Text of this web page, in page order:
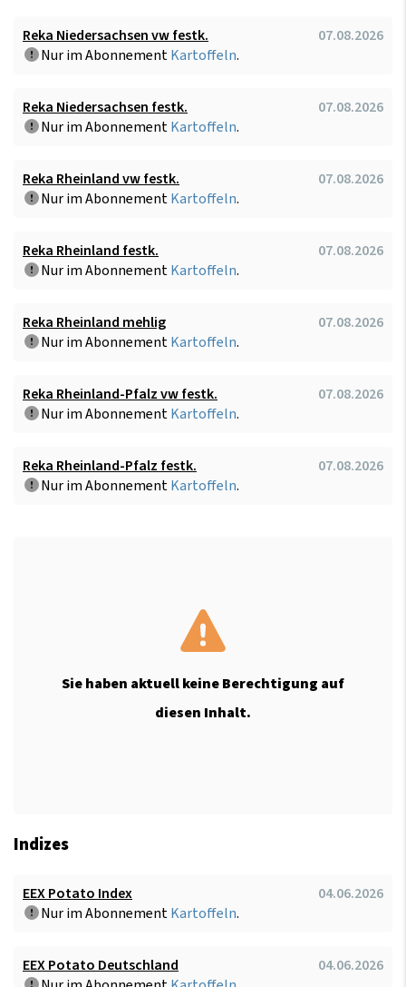
Reka Niedersachsen vw festk.
07.08.2026
Nur im AbonnementKartoffeln.
Reka Niedersachsen festk.
07.08.2026
Nur im AbonnementKartoffeln.
Reka Rheinland vw festk.
07.08.2026
Nur im AbonnementKartoffeln.
Reka Rheinland festk.
07.08.2026
Nur im AbonnementKartoffeln.
Reka Rheinland mehlig
07.08.2026
Nur im AbonnementKartoffeln.
Reka Rheinland-Pfalz vw festk.
07.08.2026
Nur im AbonnementKartoffeln.
Reka Rheinland-Pfalz festk.
07.08.2026
Nur im AbonnementKartoffeln.
Sie haben aktuell keine Berechtigung auf
diesen Inhalt.
Indizes
EEX Potato Index
04.06.2026
Nur im AbonnementKartoffeln.
EEX Potato Deutschland
04.06.2026